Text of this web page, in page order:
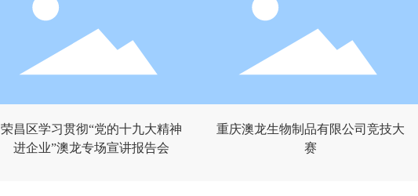
荣昌区学习贯彻“党的十九大精神
进企业”澳龙专场宣讲报告会
重庆澳龙生物制品有限公司竞技大
赛